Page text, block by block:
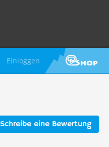
Einloggen
Schreibe eine Bewertung